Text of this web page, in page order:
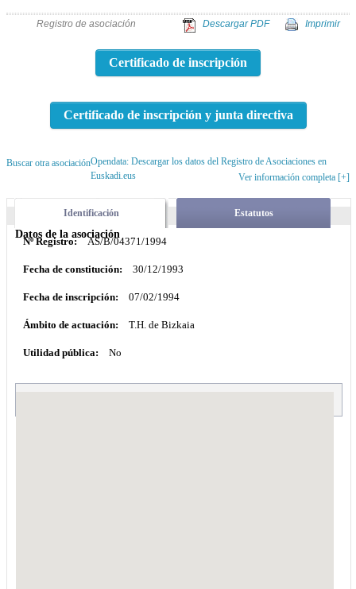
Registro de asociación Imprimir
Descargar PDF
Certificado de inscripción
Certificado de inscripción y junta directiva
Buscar otra asociaciónOpendata: Descargar los datos del Registro de Asociaciones en
Euskadi.eus
Ver información completa [+]
Identificación Estatutos
Datos de la asociación
Nº Registro: AS/B/04371/1994
Fecha de constitución: 30/12/1993
Fecha de inscripción: 07/02/1994
Ámbito de actuación: T.H. de Bizkaia
Utilidad pública: No